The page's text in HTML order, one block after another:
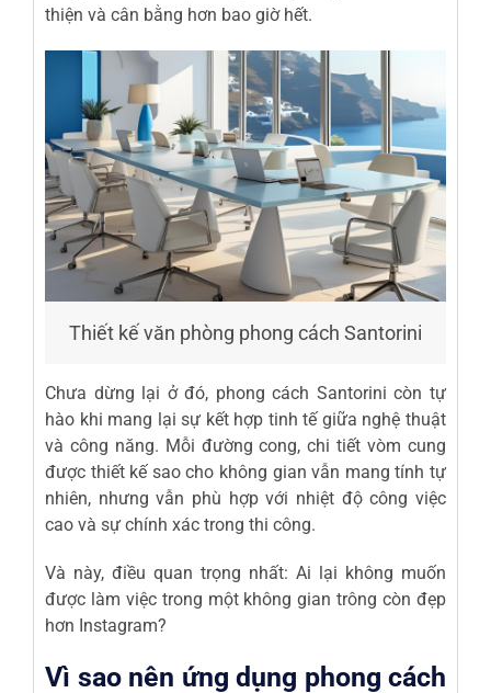
thiện và cân bằng hơn bao giờ hết.
Thiết kế văn phòng phong cách Santorini
Chưa dừng lại ở đó, phong cách Santorini còn tự
hào khi mang lại sự kết hợp tinh tế giữa nghệ thuật
và công năng. Mỗi đường cong, chi tiết vòm cung
được thiết kế sao cho không gian vẫn mang tính tự
nhiên, nhưng vẫn phù hợp với nhiệt độ công việc
cao và sự chính xác trong thi công.
Và này, điều quan trọng nhất: Ai lại không muốn
được làm việc trong một không gian trông còn đẹp
hơn Instagram?
Vì sao nên ứng dụng phong cách